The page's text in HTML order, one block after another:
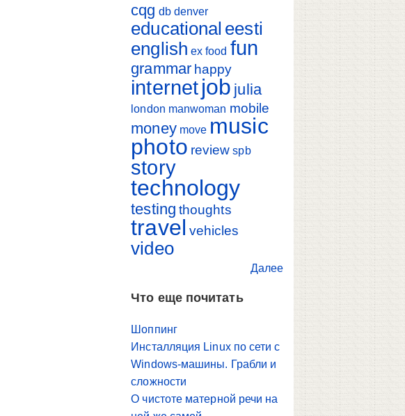
cqg db denver
educational eesti
english ex food fun
grammar happy
internetjob julia
london manwoman mobile
money move music
photo review spb
story
technology
testing thoughts
travel vehicles
video
Далее
Что еще почитать
Шоппинг
Инсталляция Linux по сети с
Windows-машины. Грабли и
сложности
О чистоте матерной речи на